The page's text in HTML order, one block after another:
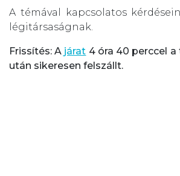
A témával kapcsolatos
légitársaságnak.
Frissítés: A járat 4 óra 40 perccel
után sikeresen felszállt.